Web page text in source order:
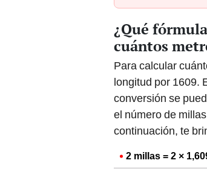
¿Qué
cuántos
Para calcular
longitud por 1609.
conversión se
el número de
continuación, te
2 millas = 2 ×